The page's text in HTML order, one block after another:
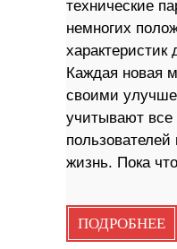
технические
немногих
характеристик
Каждая новая
своими
учитывают все
жизнь. Пока
ПОДРОБНЕЕ